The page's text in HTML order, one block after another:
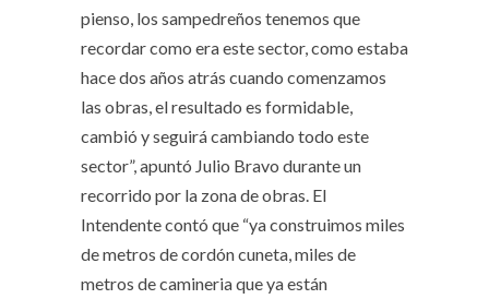
pienso, los sampedreños tenemos que
recordar como era este sector, como estaba
hace dos años atrás cuando comenzamos
las obras, el resultado es formidable,
cambió y seguirá cambiando todo este
sector”, apuntó Julio Bravo durante un
recorrido por la zona de obras. El
Intendente contó que “ya construimos miles
de metros de cordón cuneta, miles de
metros de camineria que ya están